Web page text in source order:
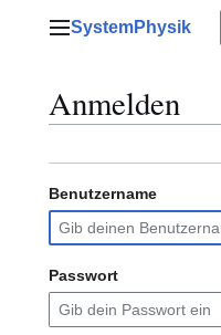
Hauptmenü
SystemPhysik
Anmelden
Benutzername
Passwort